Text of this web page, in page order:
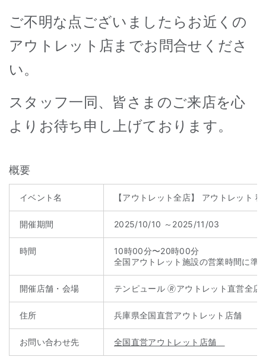
ご不明な点ございましたらお近くの
アウトレット店までお問合せくださ
い。
スタッフ一同、皆さまのご来店を心
よりお待ち申し上げております。
概要
イベント名 【アウトレット全店】 アウトレット
開催期間 2025/10/10 ～2025/11/03
時間
10時00分〜20時00分
全国アウトレット施設の営業時間に準
開催店舗・会場 テンピュール 🄬アウトレット直営全店
住所 兵庫県全国直営アウトレット店舗
お問い合わせ先 全国直営アウトレット店舗